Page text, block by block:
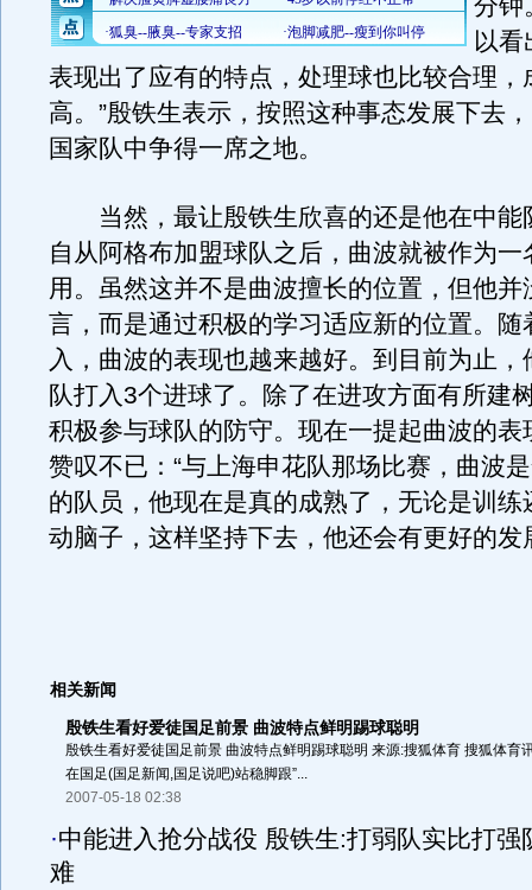
分钟
以
表现出了应有的特点，处理球也比较合理，
高。”殷铁生表示，按照这种事态发展下去
国家队中争得一席之地。
当然，最让殷铁生欣喜的还是他在中能
自从阿格布加盟球队之后，曲波就被作为一
用。虽然这并不是曲波擅长的位置，但他并
言，而是通过积极的学习适应新的位置。随
入，曲波的表现也越来越好。到目前为止，
队打入3个进球了。除了在进攻方面有所建
积极参与球队的防守。现在一提起曲波的表
赞叹不已：“与上海申花队那场比赛，曲波
的队员，他现在是真的成熟了，无论是训练
动脑子，这样坚持下去，他还会有更好的发
相关新闻
殷铁生看好爱徒国足前景 曲波特点鲜明踢球聪明
殷铁生看好爱徒国足前景 曲波特点鲜明踢球聪明 来源:搜狐体育 搜狐体育
在国足(国足新闻,国足说吧)站稳脚跟”...
2007-05-18 02:38
·中能进入抢分战役 殷铁生:打弱队实比打强
难